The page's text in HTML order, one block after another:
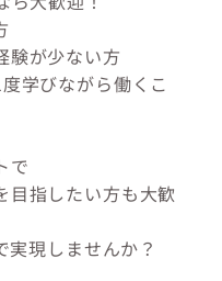
験が少ない方
学びながら働くこ
で
目指したい方も大歓
現しませんか？